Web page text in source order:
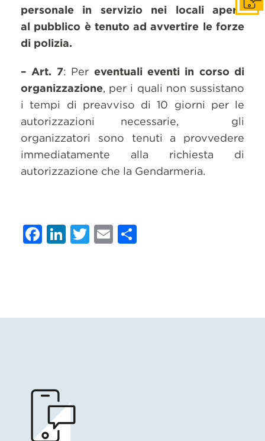
personale in servizio nei locali aperti
al pubblico è tenuto ad avvertire le forze
di polizia.
– Art. 7: Per eventuali eventi in corso di
organizzazione, per i quali non sussistano
i tempi di preavviso di 10 giorni per le
autorizzazioni necessarie, gli
organizzatori sono tenuti a provvedere
immediatamente alla richiesta di
autorizzazione che la Gendarmeria.
Facebook
LinkedIn
Twitter
Email
Get